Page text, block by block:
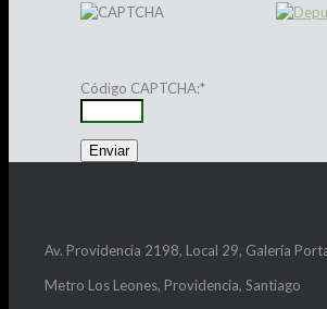
Código CAPTCHA:*
Av. Providencia 2198, Local 29, Galería
Metro Los Leones, Providencia, Santiago